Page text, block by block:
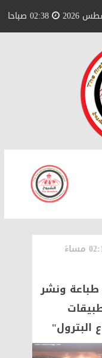
02:38 صباحا
مساءً
طباعة ونشر
البترول"